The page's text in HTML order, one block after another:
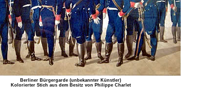
Berliner Bürgergarde (unbekannter Künstler)
Kolorierter Stich aus dem Besitz von Philippe Charlet